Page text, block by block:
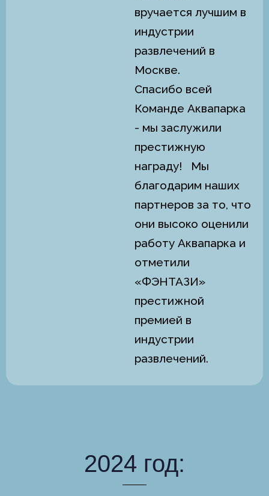
вручается лучшим в
индустрии
развлечений в
Москве.
Спасибо всей
Команде Аквапарка
- мы заслужили
престижную
награду! Мы
благодарим наших
партнеров за то, что
они высоко оценили
работу Аквапарка и
отметили
«ФЭНТАЗИ»
престижной
премией в
индустрии
развлечений.
2024 год: